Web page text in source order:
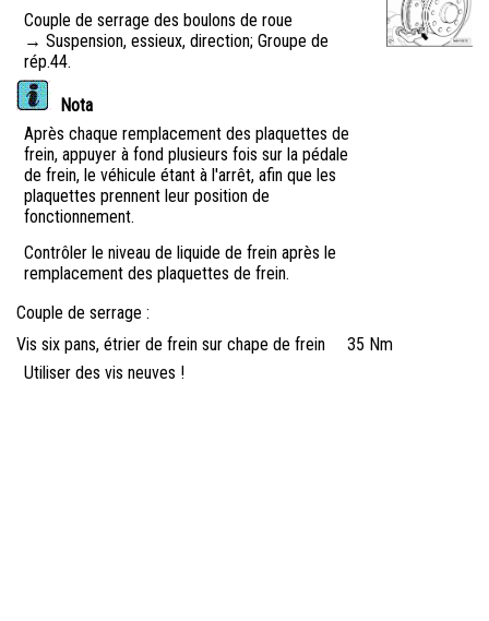
Couple de serrage des boulons de roue
→ Suspension, essieux, direction; Groupe de
rép.44.
Nota
Après chaque remplacement des plaquettes de
frein, appuyer à fond plusieurs fois sur la pédale
de frein, le véhicule étant à l'arrêt, afin que les
plaquettes prennent leur position de
fonctionnement.
Contrôler le niveau de liquide de frein après le
remplacement des plaquettes de frein.
Couple de serrage :
Vis six pans, étrier de frein sur chape de frein
Utiliser des vis neuves !
35 Nm